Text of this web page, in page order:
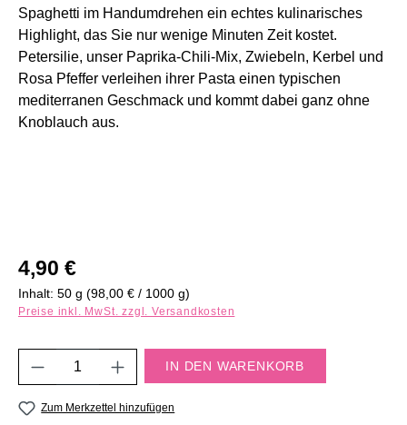
Spaghetti im Handumdrehen ein echtes kulinarisches
Highlight, das Sie nur wenige Minuten Zeit kostet.
Petersilie, unser Paprika-Chili-Mix, Zwiebeln, Kerbel und
Rosa Pfeffer verleihen ihrer Pasta einen typischen
mediterranen Geschmack und kommt dabei ganz ohne
Knoblauch aus.
Regulärer Preis:
4,90 €
Inhalt: 50 g (98,00 € / 1000 g)
Preise inkl. MwSt. zzgl. Versandkosten
Produkt Anzahl: Gib den gewünschten
IN DEN WARENKORB
Zum Merkzettel hinzufügen